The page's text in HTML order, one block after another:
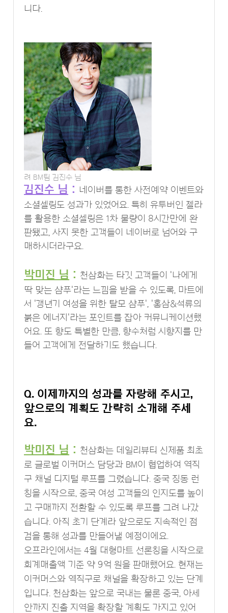
니다.
려 BM팀 김진수 님
김진수 님 :
네이버를 통한 사전예약 이벤트와
소셜셀링도 성과가 있었어요. 특히 유투버인 젤라
를 활용한 소셜셀링은 1차 물량이 8시간만에 완
판됐고, 사지 못한 고객들이 네이버로 넘어와 구
매하시더라구요.
박미진 님 : 천삼화는 타깃 고객들이 '나에게
딱 맞는 샴푸'라는 느낌을 받을 수 있도록, 마트에
서 '갱년기 여성을 위한 탈모 샴푸', '홍삼&석류의
붉은 에너지'라는 포인트를 잡아 커뮤니케이션했
어요. 또 향도 특별한 만큼, 향수처럼 시향지를 만
들어 고객에게 전달하기도 했습니다.
Q. 이제까지의 성과를 자랑해 주시고,
앞으로의 계획도 간략히 소개해 주세
요.
박미진 님 : 천삼화는 데일리뷰티 신제품 최초
로 글로벌 이커머스 담당과 BM이 협업하여 역직
구 채널 디지털 루프를 그렸습니다. 중국 징동 런
칭을 시작으로, 중국 여성 고객들의 인지도를 높이
고 구매까지 전환할 수 있도록 루프를 그려 나갔
습니다. 아직 초기 단계라 앞으로도 지속적인 점
검을 통해 성과를 만들어낼 예정이에요.
오프라인에서는 4월 대형마트 선론칭을 시작으로
회계매출액 기준 약 9억 원을 판매했어요. 현재는
이커머스와 역직구로 채널을 확장하고 있는 단계
입니다. 천삼화는 앞으로 국내는 물론 중국, 아세
안까지 진출 지역을 확장할 계획도 가지고 있어